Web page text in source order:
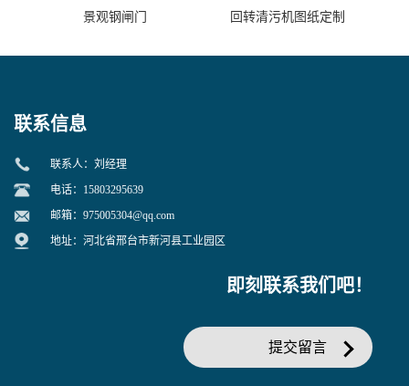
景观钢闸门 回转清污机图纸定制
联系信息
联系人：刘经理
电话：15803295639
邮箱： 975005304@qq.com
地址：河北省邢台市新河县工业园区
即刻联系我们吧！
提交留言